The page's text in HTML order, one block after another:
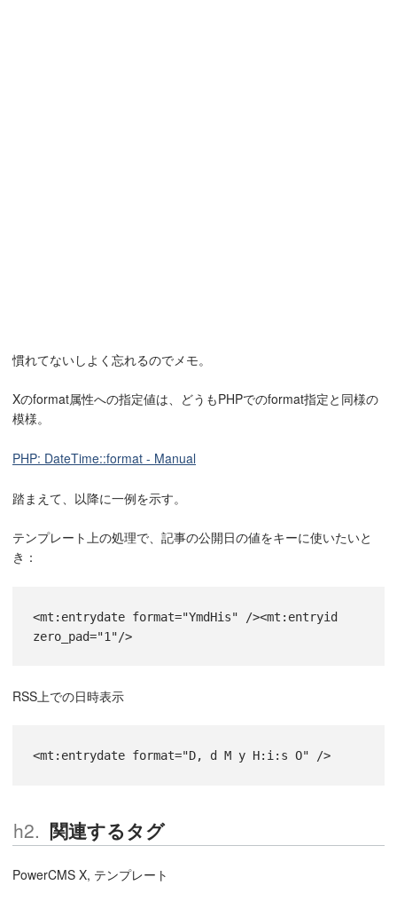
慣れてないしよく忘れるのでメモ。
Xのformat属性への指定値は、どうもPHPでのformat指定と同様の
模様。
PHP: DateTime::format - Manual
踏まえて、以降に一例を示す。
テンプレート上の処理で、記事の公開日の値をキーに使いたいと
き：
<mt:entrydate format="YmdHis" /><mt:entryid
zero_pad="1"/>
RSS上での日時表示
<mt:entrydate format="D, d M y H:i:s O" />
関連するタグ
PowerCMS X, テンプレート